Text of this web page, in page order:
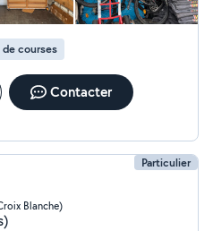
courses
Contacter
Particulier
Blanche)